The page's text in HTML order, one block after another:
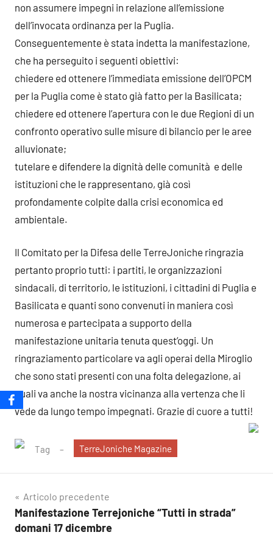
non assumere impegni in relazione all’emissione
dell’invocata ordinanza per la Puglia.
Conseguentemente è stata indetta la manifestazione,
che ha perseguito i seguenti obiettivi:
chiedere ed ottenere l’immediata emissione dell’OPCM
per la Puglia come è stato già fatto per la Basilicata;
chiedere ed ottenere l’apertura con le due Regioni di un
confronto operativo sulle misure di bilancio per le aree
alluvionate;
tutelare e difendere la dignità delle comunità e delle
istituzioni che le rappresentano, già così
profondamente colpite dalla crisi economica ed
ambientale.
Il Comitato per la Difesa delle TerreJoniche ringrazia
pertanto proprio tutti: i partiti, le organizzazioni
sindacali, di territorio, le istituzioni, i cittadini di Puglia e
Basilicata e quanti sono convenuti in maniera così
numerosa e partecipata a supporto della
manifestazione unitaria tenuta quest’oggi. Un
ringraziamento particolare va agli operai della Miroglio
che sono stati presenti con una folta delegazione, ai
quali va anche la nostra vicinanza alla vertenza che li
vede da lungo tempo impegnati. Grazie di cuore a tutti!
Tag TerreJoniche Magazine
Navigazione
articoli
Articolo precedente
Manifestazione Terrejoniche “Tutti in strada”
domani 17 dicembre